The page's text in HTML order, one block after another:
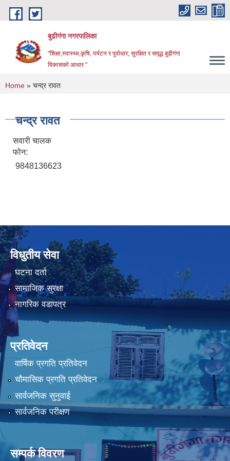
Skip to main content
बुढीगंगा नगरपालिका
"शिक्षा,स्वास्थ्य,कृषि, पर्यटन र पुर्वाधार; सुरक्षित र समृद्ध बुढीगंगा
विकासको आधार "
You are here
Home » चन्द्र रावत
चन्द्र रावत
सवारी चालक
फोन:
9848136623
विधुतीय सेवा
घटना दर्ता
सामाजिक सुरक्षा
नागरिक वडापत्र
प्रतिवेदन
वार्षिक प्रगति प्रतिवेदन
चौमासिक प्रगति प्रतिवेदन
सार्वजनिक सुनुवाई
सार्वजनिक परीक्षण
सम्पर्क विवरण